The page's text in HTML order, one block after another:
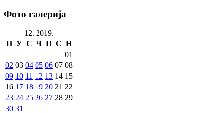
Фото галерија
12. 2019.
П У С Ч П С Н
01
02 03 04 05 06 07 08
09 10 11 12 13 14 15
16 17 18 19 20 21 22
23 24 25 26 27 28 29
30 31